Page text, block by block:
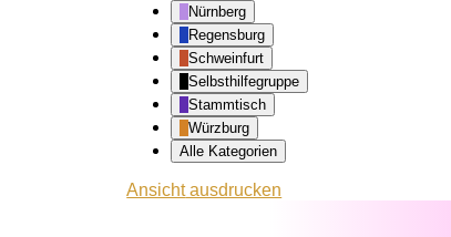
Nürnberg
Regensburg
Schweinfurt
Selbsthilfegruppe
Stammtisch
Würzburg
Alle Kategorien
Ansichtausdrucken